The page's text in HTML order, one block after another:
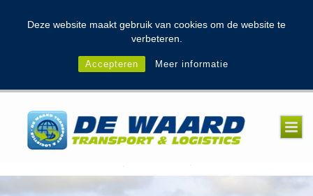
Deze website maakt gebruik van cookies om de website te
verbeteren.
Accepteren Meer informatie